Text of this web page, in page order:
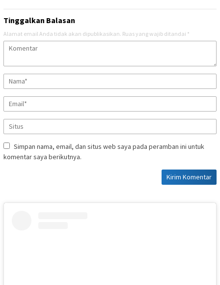
Tinggalkan Balasan
Alamat email Anda tidak akan dipublikasikan. Ruas yang wajib ditandai *
Simpan nama, email, dan situs web saya pada peramban ini untuk
komentar saya berikutnya.